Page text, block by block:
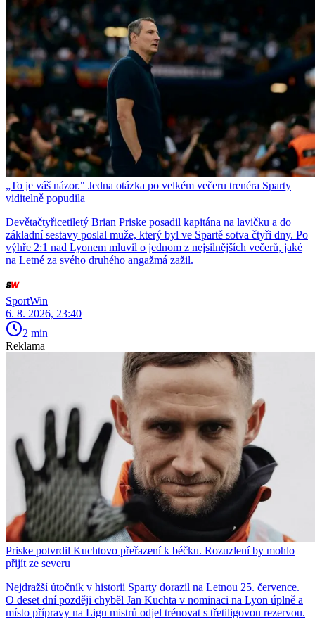
„To je váš názor." Jedna otázka po velkém večeru trenéra Sparty
viditelně popudila
Devětačtyřicetiletý Brian Priske posadil kapitána na lavičku a do
základní sestavy poslal muže, který byl ve Spartě sotva čtyři dny. Po
výhře 2:1 nad Lyonem mluvil o jednom z nejsilnějších večerů, jaké
na Letné za svého druhého angažmá zažil.
SportWin
6. 8. 2026, 23:40
2 min
Reklama
Priske potvrdil Kuchtovo přeřazení k béčku. Rozuzlení by mohlo
přijít ze severu
Nejdražší útočník v historii Sparty dorazil na Letnou 25. července.
O deset dní později chyběl Jan Kuchta v nominaci na Lyon úplně a
místo přípravy na Ligu mistrů odjel trénovat s třetiligovou rezervou.